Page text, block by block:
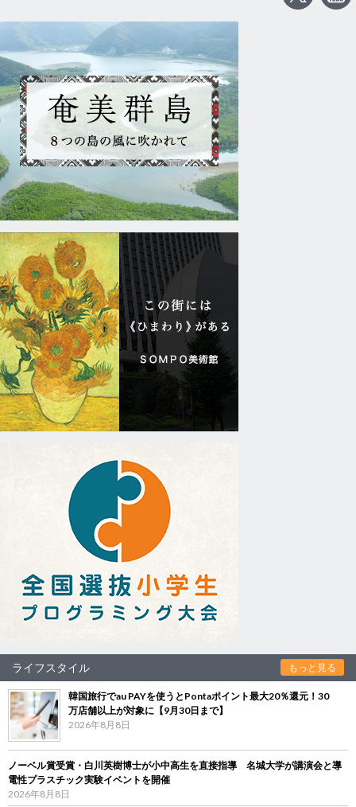
ライフスタイル もっと見る
韓国旅行でau PAYを使うとPontaポイント最大20％還元！30
万店舗以上が対象に【9月30日まで】
2026年8月8日
ノーベル賞受賞・白川英樹博士が小中高生を直接指導 名城大学が講演会と導
電性プラスチック実験イベントを開催
2026年8月8日